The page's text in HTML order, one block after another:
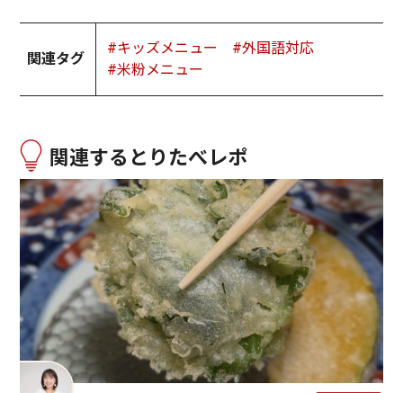
関連タグ
#キッズメニュー
#外国語対応
#米粉メニュー
関連するとりたべレポ